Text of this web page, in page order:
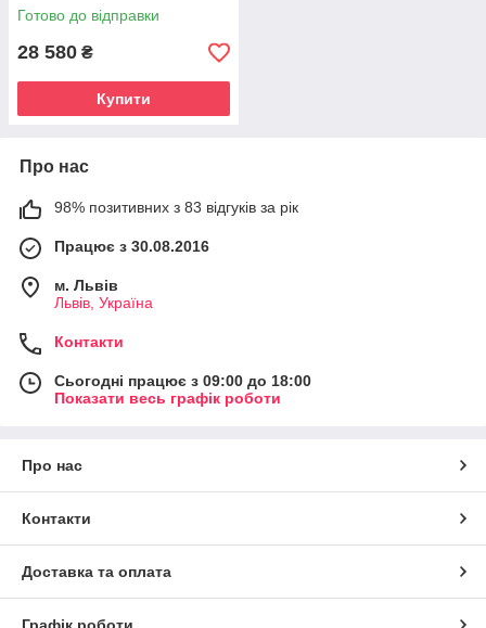
Готово до відправки
28 580 ₴
Купити
Про нас
98% позитивних з 83 відгуків за рік
Працює з 30.08.2016
м. Львів
Львів, Україна
Контакти
Сьогодні працює з 09:00 до 18:00
Показати весь графік роботи
Про нас
Контакти
Доставка та оплата